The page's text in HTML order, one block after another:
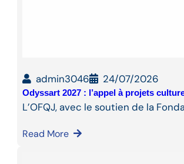
admin3046 24/07/2026
Odyssart 2027 : l’appel à projets
L’OFQJ, avec le soutien de la
Read More